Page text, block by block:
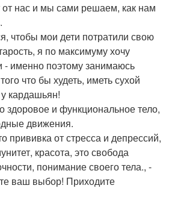
от нас и мы сами решаем, как нам
чтобы мои дети потратили свою
я по максимуму хочу
- именно поэтому занимаюсь
что бы худеть, иметь сухой
кардашьян!
здоровое и функциональное тело,
движения.
прививка от стресса и депрессий,
красота, это свобода
понимание своего тела., -
ваш выбор! Приходите